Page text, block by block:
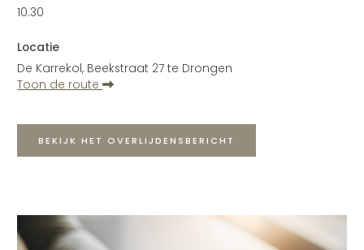
10.30
Locatie
De Karrekol, Beekstraat 27 te Drongen
Toon de route
BEKIJK HET OVERLIJDENSBERICHT